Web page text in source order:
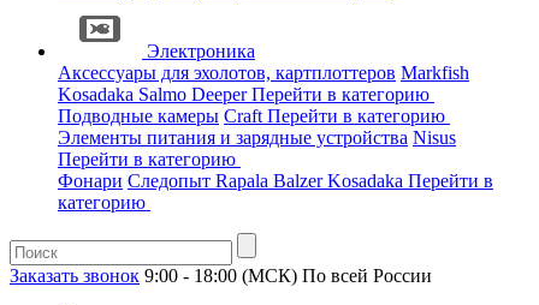
Электроника
Аксессуары для эхолотов, картплоттеров Markfish
Kosadaka Salmo DeeperПерейти в категорию
Подводные камеры Craft Перейти в категорию
Элементы питания и зарядные устройства Nisus
Перейти в категорию
Фонари Следопыт Rapala BalzerKosadaka Перейти в
категорию
Заказать звонок 9:00 - 18:00 (МСК) По всей России